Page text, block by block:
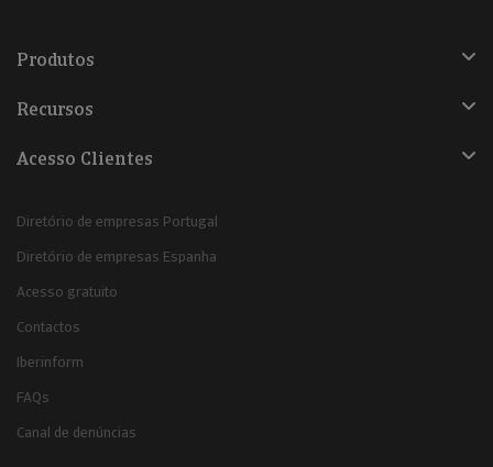
Produtos
Recursos
Acesso Clientes
Diretório de empresas Portugal
Diretório de empresas Espanha
Acesso gratuito
Contactos
Iberinform
FAQs
Canal de denúncias